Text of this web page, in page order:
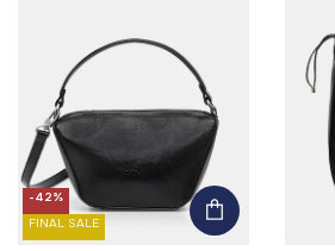
-42%
FINAL SALE